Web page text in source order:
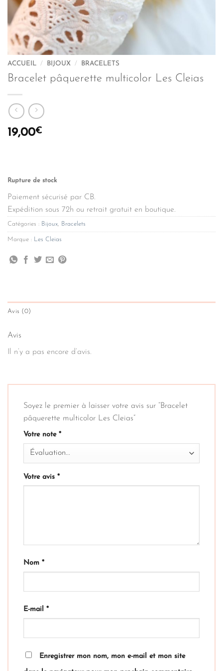
ACCUEIL / BIJOUX / BRACELETS
Bracelet pâquerette multicolor Les Cleias
19,00€
Rupture de stock
Paiement sécurisé par CB.
Expédition sous 72h ou retrait gratuit en boutique.
Catégories : Bijoux, Bracelets
Marque : Les Cleias
Avis (0)
Avis
Il n’y a pas encore d’avis.
Soyez le premier à laisser votre avis sur “Bracelet
pâquerette multicolor Les Cleias”
Votre note *
Votre avis *
Nom *
E-mail *
Enregistrer mon nom, mon e-mail et mon site